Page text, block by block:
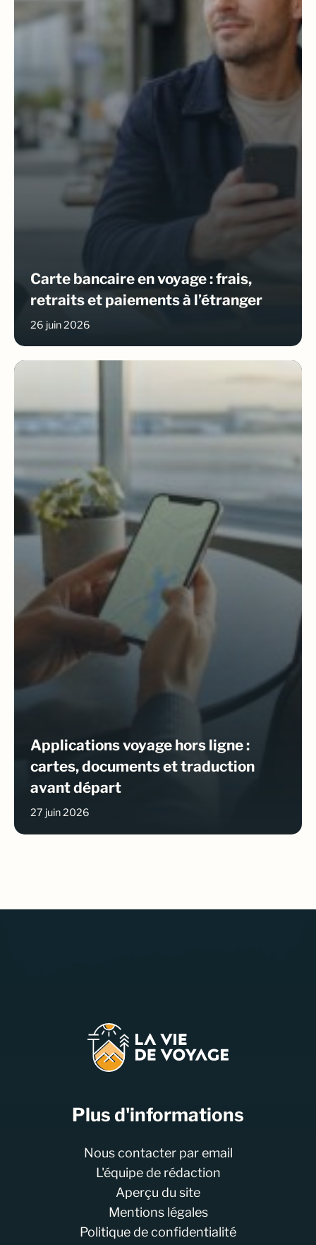
Carte bancaire en voyage : frais,
retraits et paiements à l’étranger
26 juin 2026
Applications voyage hors ligne :
cartes, documents et traduction
avant départ
27 juin 2026
Plus d'informations
Nous contacter par email
L'équipe de rédaction
Aperçu du site
Mentions légales
Politique de confidentialité